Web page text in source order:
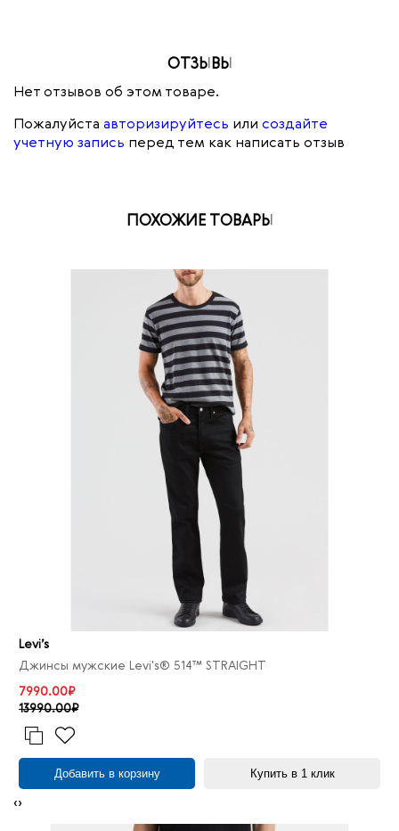
ОТЗЫВЫ
Нет отзывов об этом товаре.
Пожалуйста авторизируйтесь или создайте
учетную запись перед тем как написать отзыв
ПОХОЖИЕ ТОВАРЫ
Levi’s
Джинсы мужские Levi's® 514™ STRAIGHT
7990.00₽
13990.00₽
Добавить в корзину Купить в 1 клик
‹›